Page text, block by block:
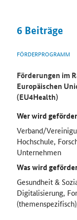
6 Beiträge
FÖRDERPROGRAMM
Förderungen im
Europäischen
(EU4Health)
Wer wird
Verband/
Hochschule,
Unternehmen
Was wird
Gesundheit &
Digitalisierung,